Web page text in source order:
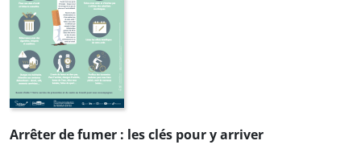
Arrêter de fumer : les clés pour y arriver